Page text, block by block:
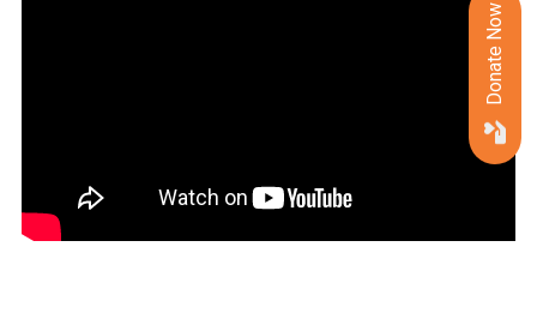
Donate Now